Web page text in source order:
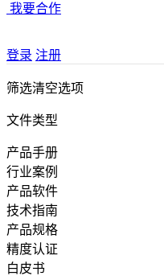
我要合作
登录 注册
筛选清空选项
文件类型
产品手册
行业案例
产品软件
技术指南
产品规格
精度认证
白皮书